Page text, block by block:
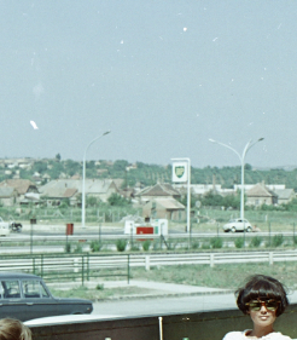
XIV. · Városliget
mellett, Múzeum Eszpresszó az Orient expressz 1912-ben készült étkezőkocsijában.
1969
Nyugati pályaudvar,